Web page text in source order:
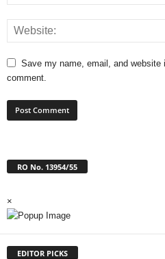
Save my name, email, and website
comment.
RO No. 13954/55
×
EDITOR PICKS